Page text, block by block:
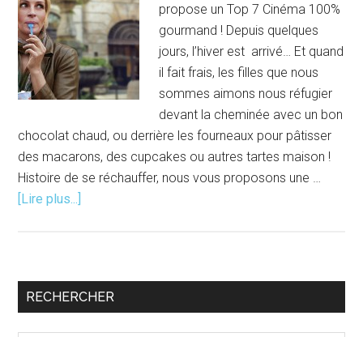
propose un Top 7 Cinéma 100%
gourmand ! Depuis quelques
jours, l’hiver est arrivé… Et quand
il fait frais, les filles que nous
sommes aimons nous réfugier
devant la cheminée avec un bon
chocolat chaud, ou derrière les fourneaux pour pâtisser
des macarons, des cupcakes ou autres tartes maison !
Histoire de se réchauffer, nous vous proposons une …
[Lire plus...]
|
Films
Barre
RECHERCHER